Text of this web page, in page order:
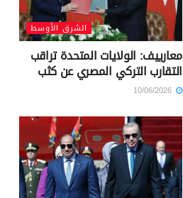
الشرق الأوسط
معارييف: الولايات المتحدة تراقب
التقارب التركي المصري عن كثب